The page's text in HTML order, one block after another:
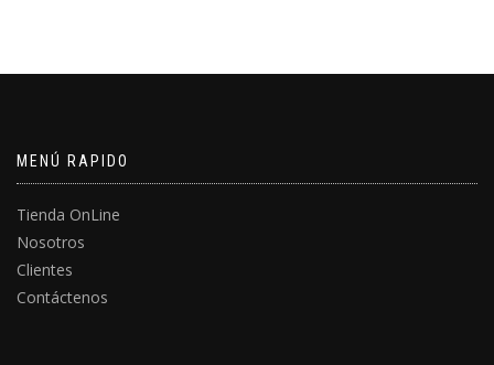
MENÚ RAPIDO
Tienda OnLine
Nosotros
Clientes
Contáctenos